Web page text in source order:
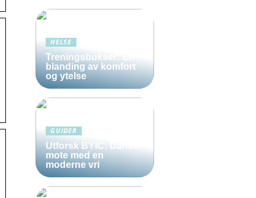
HELSE
Treningsbukser: En
blanding av komfort
og ytelse
GUIDER
Utforsk BYIC: Dansk
mote med en
moderne vri